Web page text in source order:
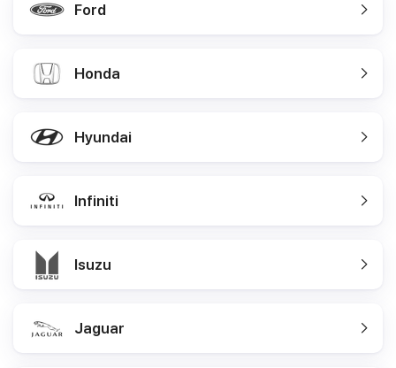
Ford
Honda
Hyundai
Infiniti
Isuzu
Jaguar